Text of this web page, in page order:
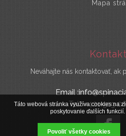
Mapa
Kontakt
Neváhajte nás kontaktovať, ak
Email
Tel : +421 919
Táto webová stránka využíva cookies na
poskytovanie ďalších funkcií.
Povoliť všetky cookies